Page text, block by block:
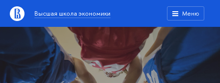
Высшая школа экономики Меню